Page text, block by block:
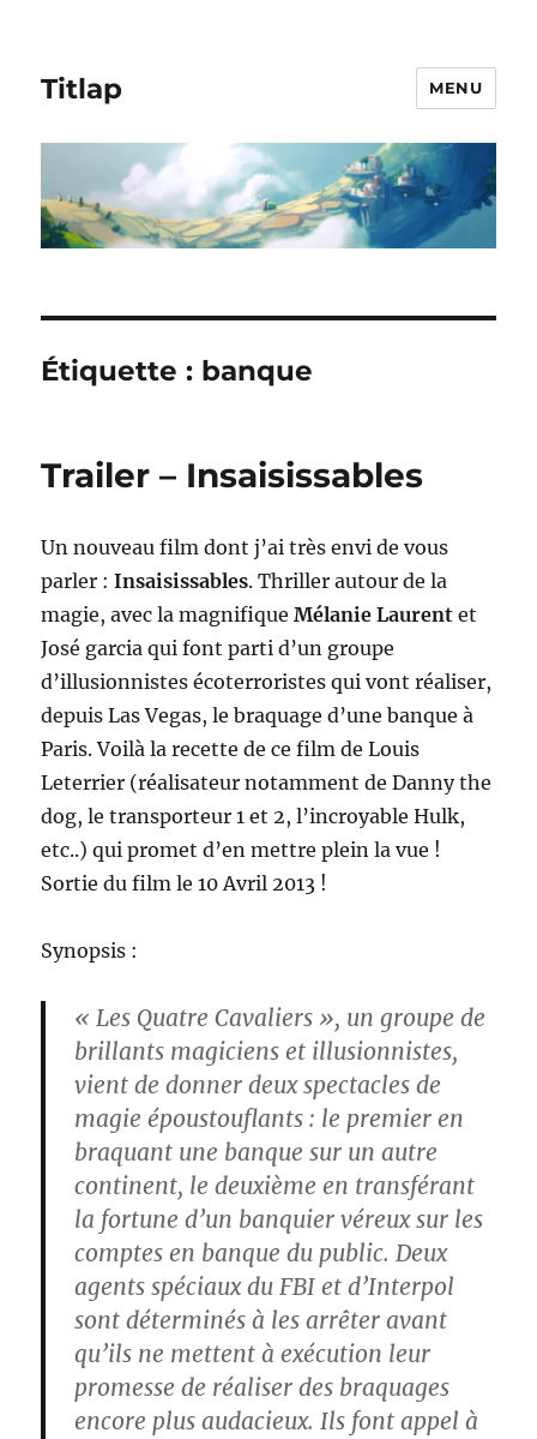
Titlap MENU
Étiquette : banque
Trailer – Insaisissables
Un nouveau film dont j’ai très envi de vous
parler :Insaisissables. Thriller autour de la
magie, avec la magnifiqueMélanie Laurent et
José garcia qui font parti d’un groupe
d’illusionnistes écoterroristes qui vont réaliser,
depuis Las Vegas, le braquage d’une banque à
Paris. Voilà la recette de ce film de Louis
Leterrier (réalisateur notamment de Danny the
dog, le transporteur 1 et 2, l’incroyable Hulk,
etc..) qui promet d’en mettre plein la vue !
Sortie du film le 10 Avril 2013 !
Synopsis :
« Les Quatre Cavaliers », un groupe de
brillants magiciens et illusionnistes,
vient de donner deux spectacles de
magie époustouflants : le premier en
braquant une banque sur un autre
continent, le deuxième en transférant
la fortune d’un banquier véreux sur les
comptes en banque du public. Deux
agents spéciaux du FBI et d’Interpol
sont déterminés à les arrêter avant
qu’ils ne mettent à exécution leur
promesse de réaliser des braquages
encore plus audacieux. Ils font appel à